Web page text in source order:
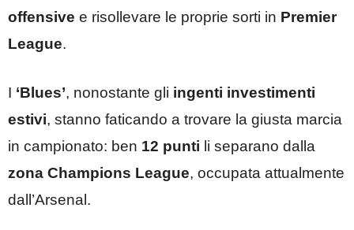
offensive e risollevare le proprie sorti in Premier
League.
I ‘Blues’, nonostante gli ingenti investimenti
estivi, stanno faticando a trovare la giusta marcia
in campionato: ben 12 punti li separano dalla
zona Champions League, occupata attualmente
dall’Arsenal.